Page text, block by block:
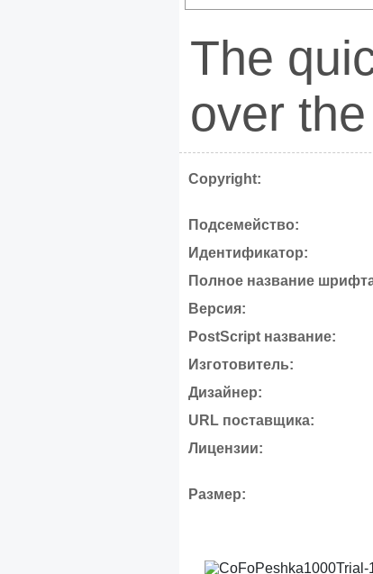
The
over
Copyright:
Подсемейство:
Идентификатор:
Полное название
Версия:
PostScript название:
Изготовитель:
Дизайнер:
URL поставщика:
Лицензии:
Размер: